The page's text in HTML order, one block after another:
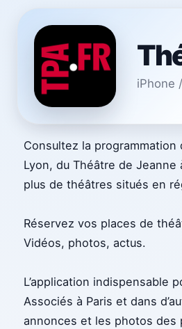
iPhone /
Consultez la programmation
Lyon, du Théâtre de Jeanne
plus de théâtres situés en
Réservez vos places de
Vidéos, photos, actus.
L’application indispensable
Associés à Paris et dans
annonces et les photos des